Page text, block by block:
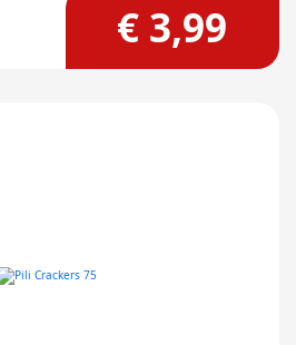
€ 3,99